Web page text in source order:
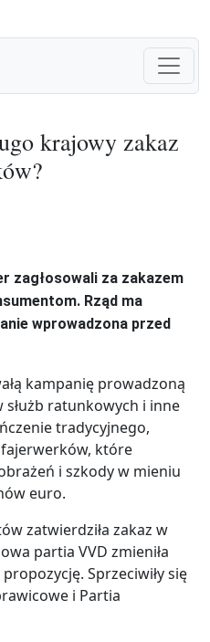
krajowy zakaz
zagłosowali za zakazem
Rząd ma
wprowadzona przed
kampanię prowadzoną
ratunkowych i inne
tradycyjnego,
które
i szkody w mieniu
euro.
zatwierdziła zakaz w
partia VVD zmieniła
Sprzeciwiły się
i Partia